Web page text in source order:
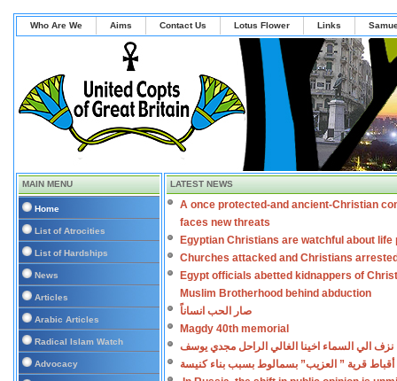
Who Are We Aims Contact Us Lotus Flower Links
MAIN MENU
Home
List of Atrocities
List of Hardships
News
Articles
Arabic Articles
Radical Islam Watch
Advocacy
LATEST NEWS
A once protected-and ancient-Christian
faces new threats
Egyptian Christians are watchful about life
Churches attacked and Christians
Egypt officials abetted kidnappers of
Muslim Brotherhood behind abduction
صار الحب انساناً
Magdy 40th memorial
نزف الي السماء اخينا الغالي الراحل مجدي يوسف
أقباط قرية ” العزيب” بسمالوط بسبب بناء كنيسة